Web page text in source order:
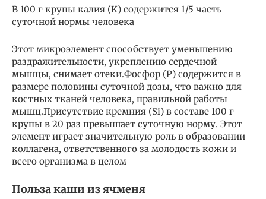
В 100 г крупы калия (К) содержится 1/5 часть
суточной нормы человека
Этот микроэлемент способствует уменьшению
раздражительности, укреплению сердечной
мышцы, снимает отеки.Фосфор (Р) содержится в
размере половины суточной дозы, что важно для
костных тканей человека, правильной работы
мышц.Присутствие кремния (Si) в составе 100 г
крупы в 20 раз превышает суточную норму. Этот
элемент играет значительную роль в образовании
коллагена, ответственного за молодость кожи и
всего организма в целом
Польза каши из ячменя